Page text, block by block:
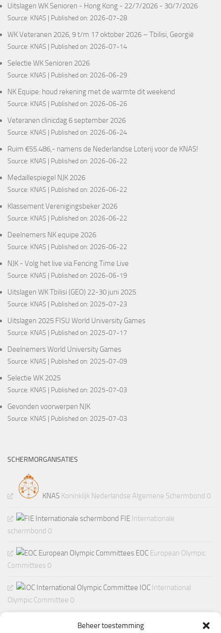
Beheer toestemming
Uitslagen WK Senioren - Hong Kong - 22/7/2026 - 30/7/2026
Source: KNAS Published on: 2026-07-28
WK Veteranen 2026, 9 t/m 17 oktober 2026 – Tbilisi, Georgië
Source: KNAS Published on: 2026-07-14
Selectie WK Senioren 2026
Source: KNAS Published on: 2026-06-29
NK Equipe: houd rekening met de warmte dit weekend
Source: KNAS Published on: 2026-06-26
Veteranen clinicdag 6 september 2026
Source: KNAS Published on: 2026-06-24
Ruim €55.486,- namens de Nederlandse Loterij voor de KNAS!
Source: KNAS Published on: 2026-06-22
Medaillespiegel NJK 2026
Source: KNAS Published on: 2026-06-22
Klassement Verenigingsbeker 2026
Source: KNAS Published on: 2026-06-22
Deelnemers NK equipe 2026
Source: KNAS Published on: 2026-06-22
NJK - Volg het live via Fencing Time Live
Source: KNAS Published on: 2026-06-19
Uitslagen WK Tbilisi (GEO) 22-30 juni 2025
Source: KNAS Published on: 2025-07-23
Uitslagen 2025 FISU World University Games
Source: KNAS Published on: 2025-07-17
Deelnemers World University Games
Source: KNAS Published on: 2025-07-09
Selectie WK 2025
Source: KNAS Published on: 2025-07-03
Gevonden voorwerpen NJK
Source: KNAS Published on: 2025-07-03
SCHERMORGANISATIES
KNAS Koninklijk Nederlandse Algemene Schermbond 0
FIE Internationale
schermbond 0
EOC European Olympic
Committees 0
IOC International
Olympic Committee 0